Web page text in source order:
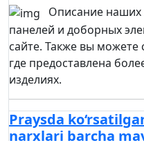
Описание наших
панелей и доборных
сайте. Также вы можете
где предоставлена
изделиях.
Praysda
narxlari barcha